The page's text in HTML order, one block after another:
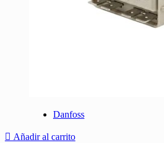
Danfoss
Añadir al carrito